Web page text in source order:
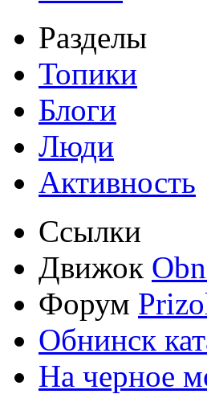
Разделы
Топики
Блоги
Люди
Активность
Ссылки
Движок
Форум
Обнинск
На черное